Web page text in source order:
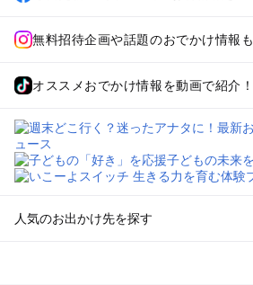
無料招待企画や話題のおでかけ情報も
オススメおでかけ情報を動画で紹介！
人気のお出かけ先を探す